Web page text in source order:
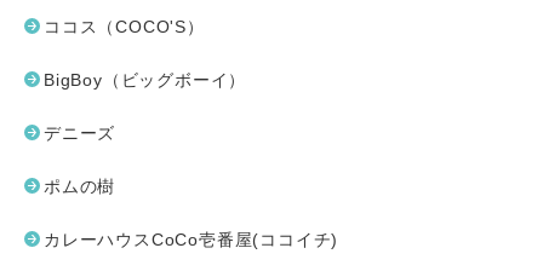
ココス（COCO'S）
BigBoy（ビッグボーイ）
デニーズ
ポムの樹
カレーハウスCoCo壱番屋(ココイチ)